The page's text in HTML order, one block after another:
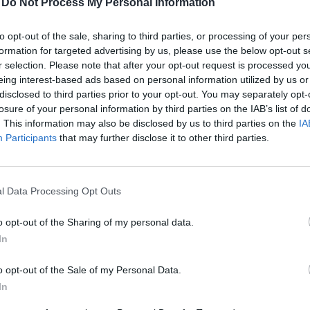
opt-out of the sale, sharing to third parties, or processing of your
for targeted advertising by us, please use the below opt-out
selection. Please note that after your opt-out request is processed
interest-based ads based on personal information utilized by us
to third parties prior to your opt-out. You may separately
of your personal information by third parties on the IAB’s list of
This information may also be disclosed by us to third parties on the
Participants that may further disclose it to other third parties.
Data Processing Opt Outs
opt-out of the Sharing of my personal data.
opt-out of the Sale of my Personal Data.
piaci forrásokból. Fontos egyeztetések zajlanak és
is elcsúszhat. A 2025. januári indulás a piaci
is tarthatatlannak tűnik. A rendszerfejlesztések
tízmilliárd forintba fájhatnak a piaci szereplőknek,
az államnak egyes szolgáltatásokért.
közepén jelentette be a Digitális Állampolgárság
a miniszter egy háttérbeszélgetésen bemutatta a
célját:
AZ IGAZOLVÁNY, AZ ALÁÍRÁS ÉS AZ ÜGYINTÉZÉS.
fiktív állampolgár esetén keresztül bemutatta, hogy